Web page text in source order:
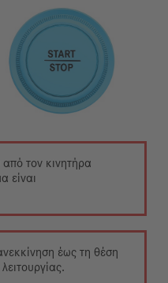
τον κινητήρα
είναι
έως τη θέση